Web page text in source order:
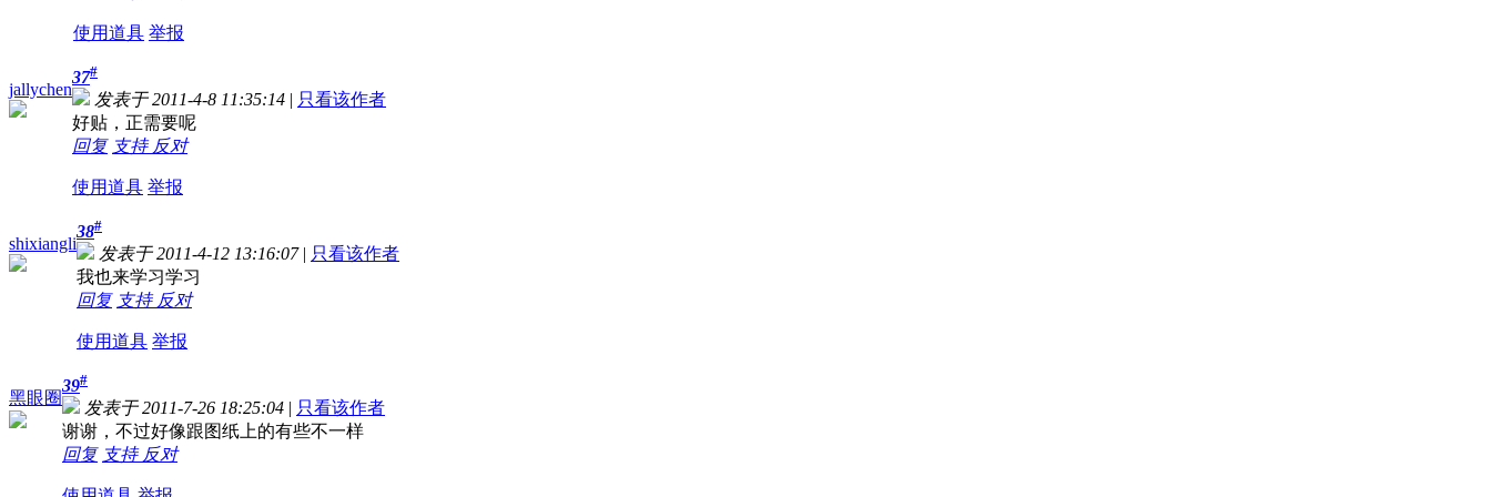
使用道具 举报
jallychen
37#
发表于 2011-4-8 11:35:14 | 只看该作者
好贴，正需要呢
回复 支持 反对
使用道具 举报
shixiangli
38#
发表于 2011-4-12 13:16:07 | 只看该作者
我也来学习学习
回复 支持 反对
使用道具 举报
黑眼圈
39#
发表于 2011-7-26 18:25:04 | 只看该作者
谢谢，不过好像跟图纸上的有些不一样
回复 支持 反对